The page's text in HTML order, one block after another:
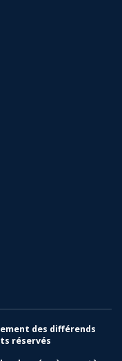
des différends
réservés